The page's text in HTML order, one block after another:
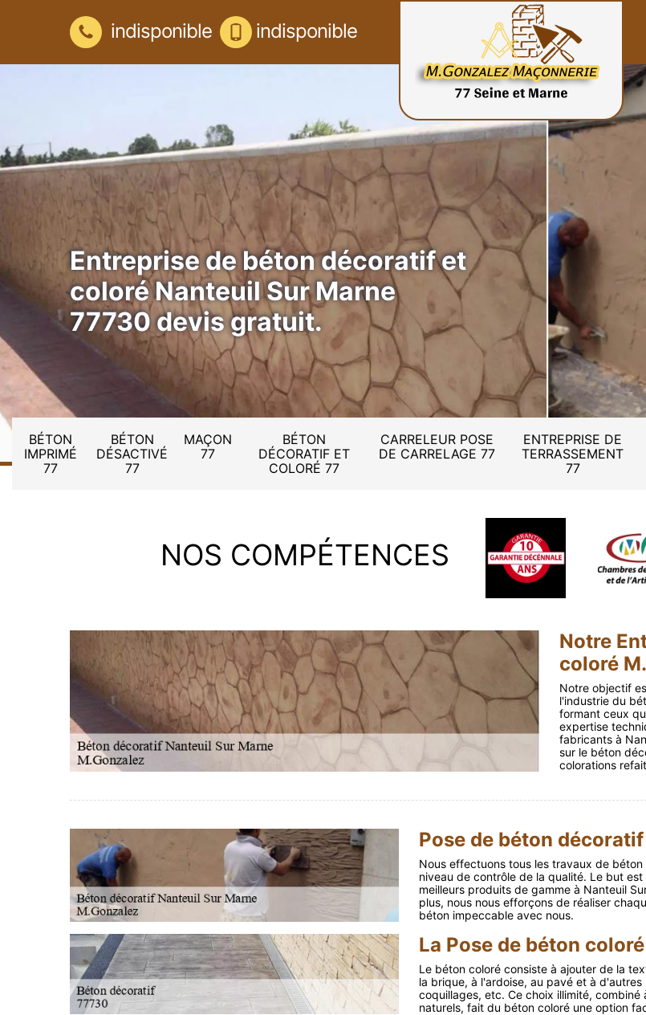
indisponible indisponible
Entreprise de béton décoratif et
coloré Nanteuil Sur Marne
77730 devis gratuit.
BÉTON
IMPRIMÉ
77
BÉTON
DÉSACTIVÉ
77
MAÇON
77
BÉTON
DÉCORATIF ET
COLORÉ 77
CARRELEUR POSE
DE CARRELAGE 77
ENTREPRISE DE
TERRASSEMENT
77
NOS COMPÉTENCES
Notre
coloré
Notre objectif
l'industrie du
formant ceux
expertise
fabricants à
sur le béton
colorations
Pose de béton
Nous effectuons tous les travaux de
niveau de contrôle de la qualité. Le but
meilleurs produits de gamme à Nanteuil
plus, nous nous efforçons de réaliser
béton impeccable avec nous.
La Pose de béton
Le béton coloré consiste à ajouter de la
la brique, à l'ardoise, au pavé et à
coquillages, etc. Ce choix illimité,
naturels, fait du béton coloré une option